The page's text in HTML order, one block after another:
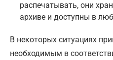
распечатывать, они
архиве и доступны в
В некоторых ситуациях
необходимым в